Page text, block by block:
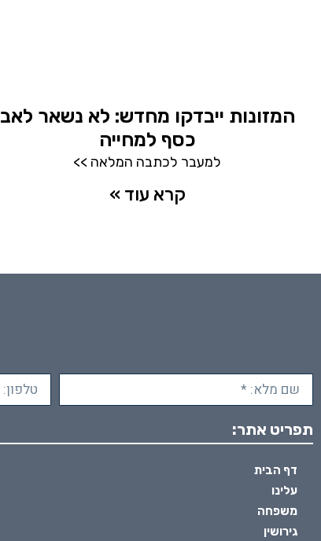
המזונות ייבדקו מחדש: לא נשאר לאב
כסף למחייה
למעבר לכתבה המלאה >>
קרא עוד »
תפריט אתר:
דף הבית
עלינו
משפחה
גירושין